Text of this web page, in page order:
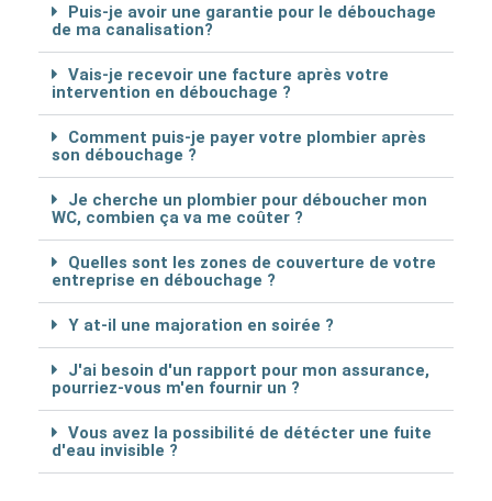
Puis-je avoir une garantie pour le débouchage
de ma canalisation?
Vais-je recevoir une facture après votre
intervention en débouchage ?
Comment puis-je payer votre plombier après
son débouchage ?
Je cherche un plombier pour déboucher mon
WC, combien ça va me coûter ?
Quelles sont les zones de couverture de votre
entreprise en débouchage ?
Y at-il une majoration en soirée ?
J'ai besoin d'un rapport pour mon assurance,
pourriez-vous m'en fournir un ?
Vous avez la possibilité de détécter une fuite
d'eau invisible ?